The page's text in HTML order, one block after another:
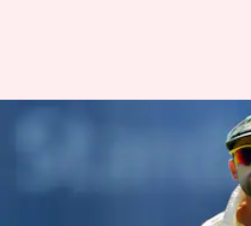
टेस्ट क्रिकेट:
खिलाफ कैसा
आंकड़े